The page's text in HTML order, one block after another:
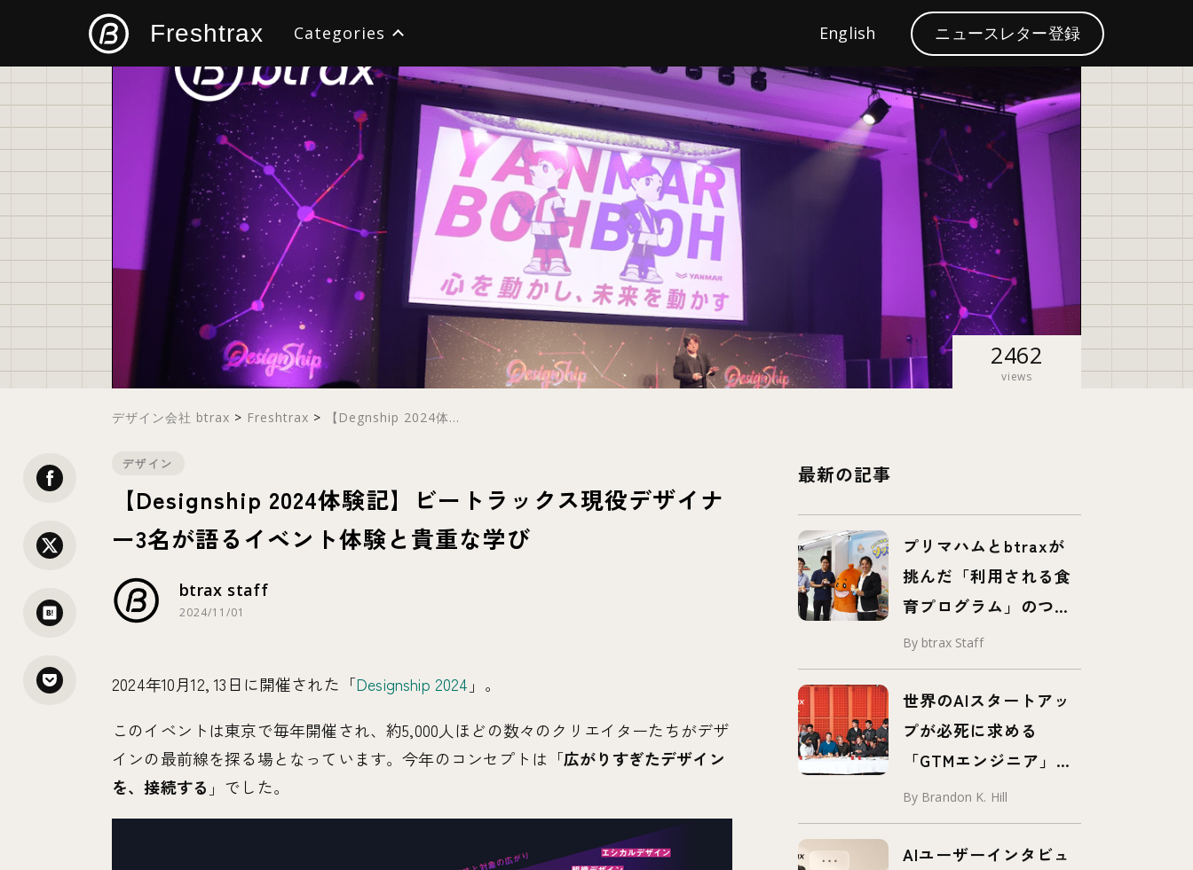
Freshtrax Categories
すべて デザイン イノベーション ブランディング
S
e
a
c
English ニュースレター登録
2462
views
デザイン会社 btrax > Freshtrax > 【Degnship 2024体...
デザイン
【Designship 2024体験記】ビートラックス現役デザイナ
ー3名が語るイベント体験と貴重な学び
btrax staff
2024/11/01
2024年10月12, 13日に開催された「Designship 2024 」。
このイベントは東京で毎年開催され、約5,000人ほどの数々のクリエイターたちがデザ
インの最前線を探る場となっています。今年のコンセプトは「広がりすぎたデザイン
を、接続する 」でした。
最新の記事
プリマハムとbtraxが
挑んだ「利用される食
育プログラム」のつく
り方 – 事例紹介 –
By btrax Staff
世界のAIスタートアッ
プが必死に求める
「GTMエンジニア」と
は？
By Brandon K. Hill
AIユーザーインタビュ